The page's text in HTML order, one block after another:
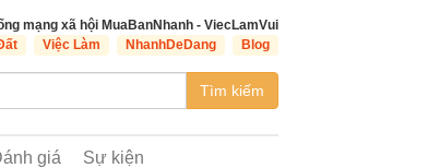
mạng xã hội MuaBanNhanh - ViecLamVui
Việc Làm NhanhDeDang Blog
Tìm kiếm
giá Sự kiện